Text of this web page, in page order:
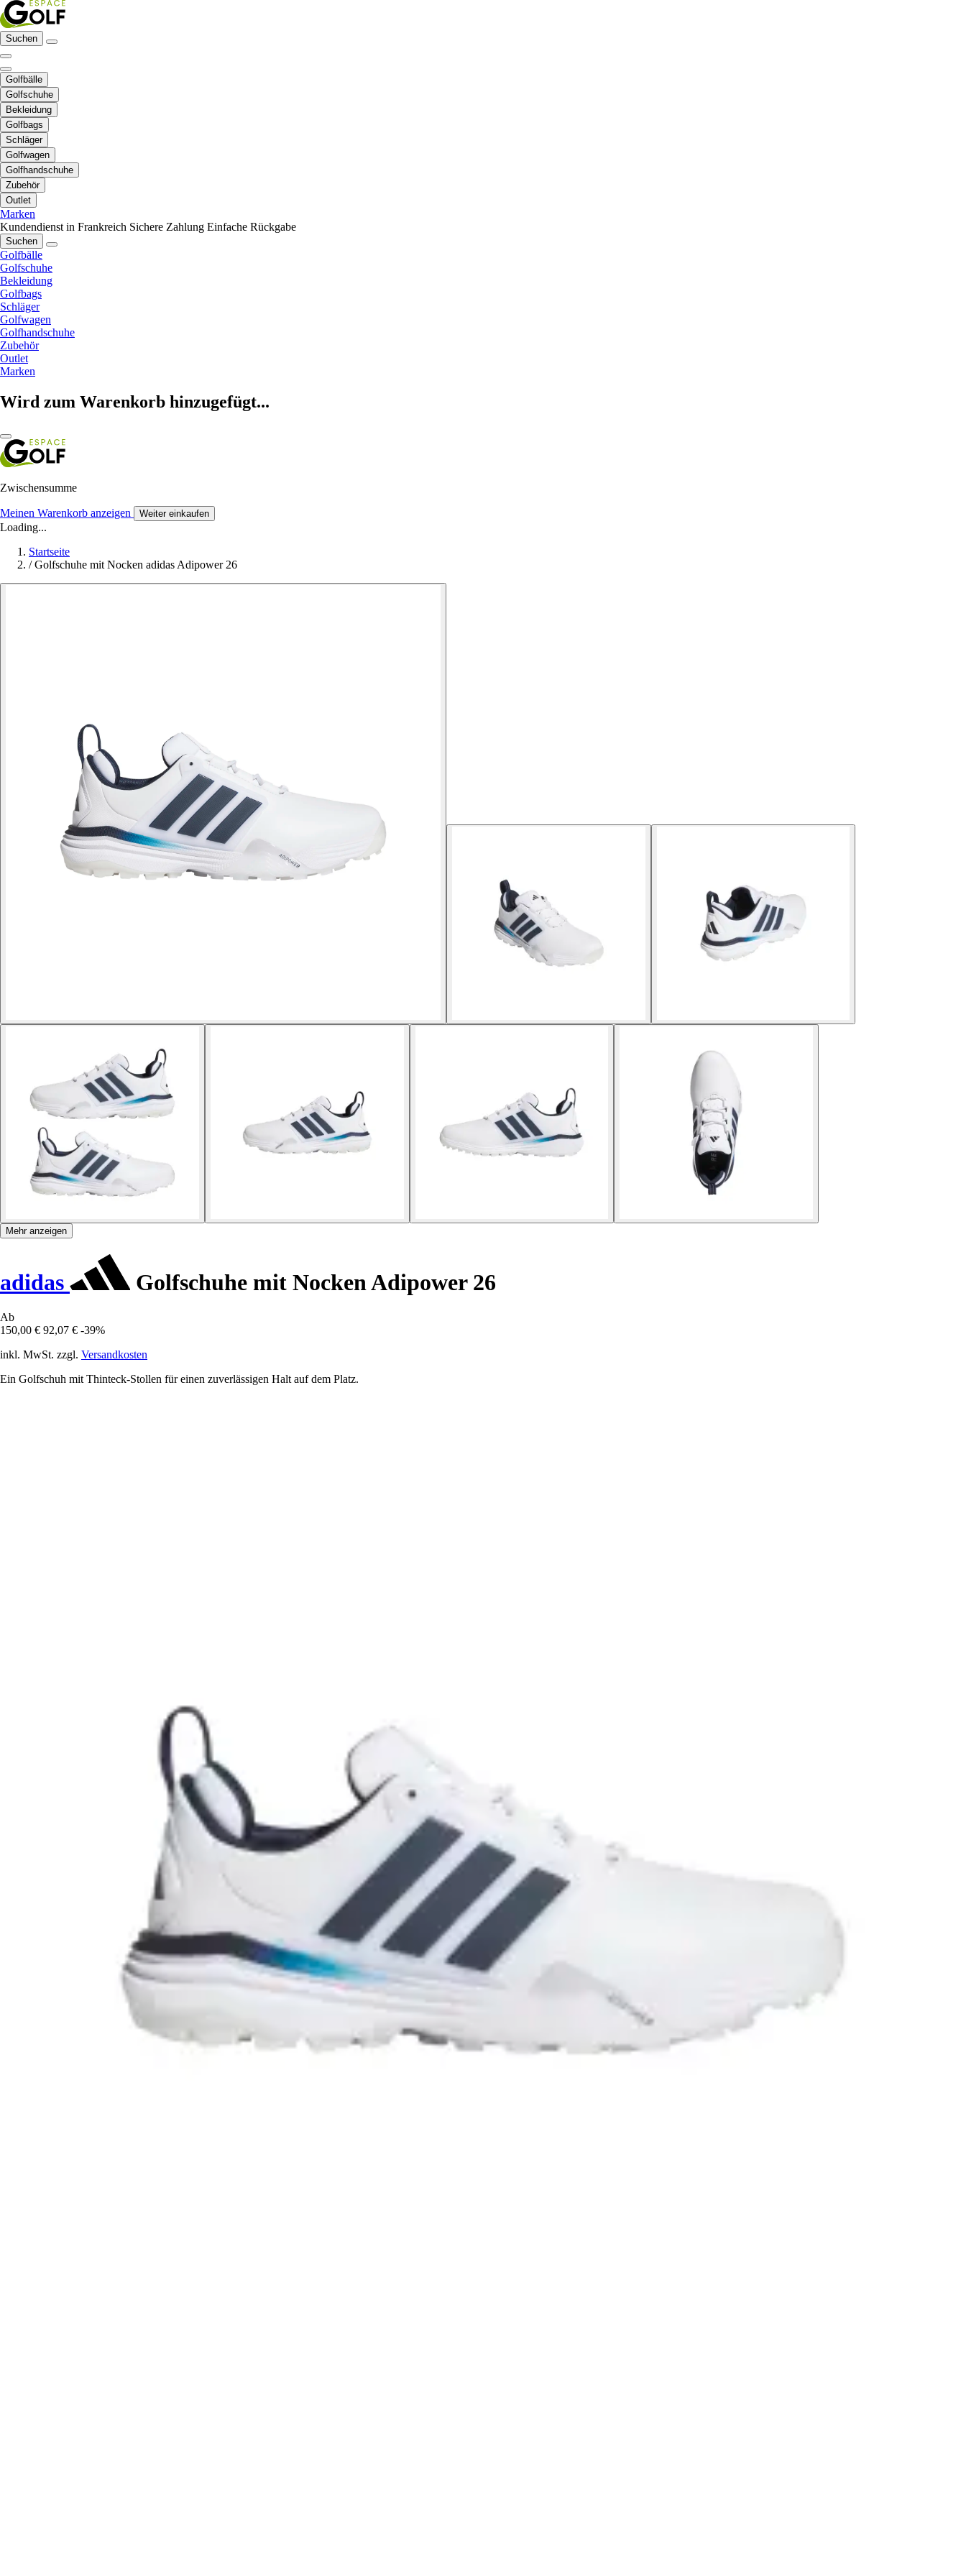
Suchen
Golfbälle
Golfschuhe
Bekleidung
Golfbags
Schläger
Golfwagen
Golfhandschuhe
Zubehör
Outlet
Marken
Kundendienst in Frankreich Sichere Zahlung Einfache Rückgabe
Suchen
Golfbälle
Golfschuhe
Bekleidung
Golfbags
Schläger
Golfwagen
Golfhandschuhe
Zubehör
Outlet
Marken
Wird zum Warenkorb hinzugefügt...
Zwischensumme
Meinen Warenkorb anzeigen Weiter einkaufen
Loading...
Startseite
/ Golfschuhe mit Nocken adidas Adipower 26
Mehr anzeigen
adidas Golfschuhe mit Nocken Adipower 26
Ab
150,00 € 92,07 € -39%
inkl. MwSt. zzgl. Versandkosten
Ein Golfschuh mit Thinteck-Stollen für einen zuverlässigen Halt auf dem Platz.